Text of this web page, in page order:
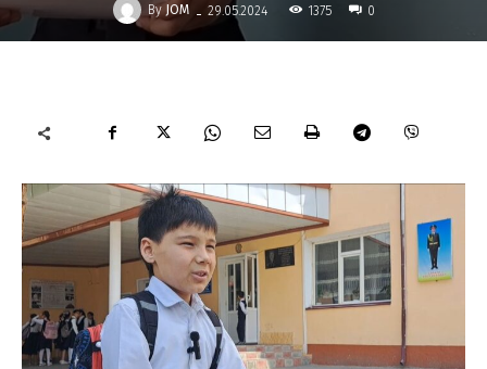
By JOM - 29.05.2024 1375 0